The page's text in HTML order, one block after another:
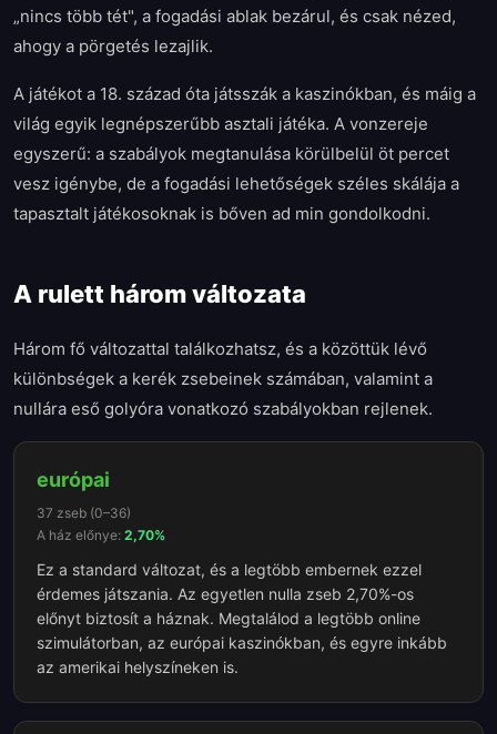
„nincs több tét", a fogadási ablak bezárul, és csak nézed,
ahogy a pörgetés lezajlik.
A játékot a 18. század óta játsszák a kaszinókban, és máig a
világ egyik legnépszerűbb asztali játéka. A vonzereje
egyszerű: a szabályok megtanulása körülbelül öt percet
vesz igénybe, de a fogadási lehetőségek széles skálája a
tapasztalt játékosoknak is bőven ad min gondolkodni.
A rulett három változata
Három fő változattal találkozhatsz, és a közöttük lévő
különbségek a kerék zsebeinek számában, valamint a
nullára eső golyóra vonatkozó szabályokban rejlenek.
európai
37 zseb (0–36)
A ház előnye: 2,70%
Ez a standard változat, és a legtöbb embernek ezzel
érdemes játszania. Az egyetlen nulla zseb 2,70%-os
előnyt biztosít a háznak. Megtalálod a legtöbb online
szimulátorban, az európai kaszinókban, és egyre inkább
az amerikai helyszíneken is.